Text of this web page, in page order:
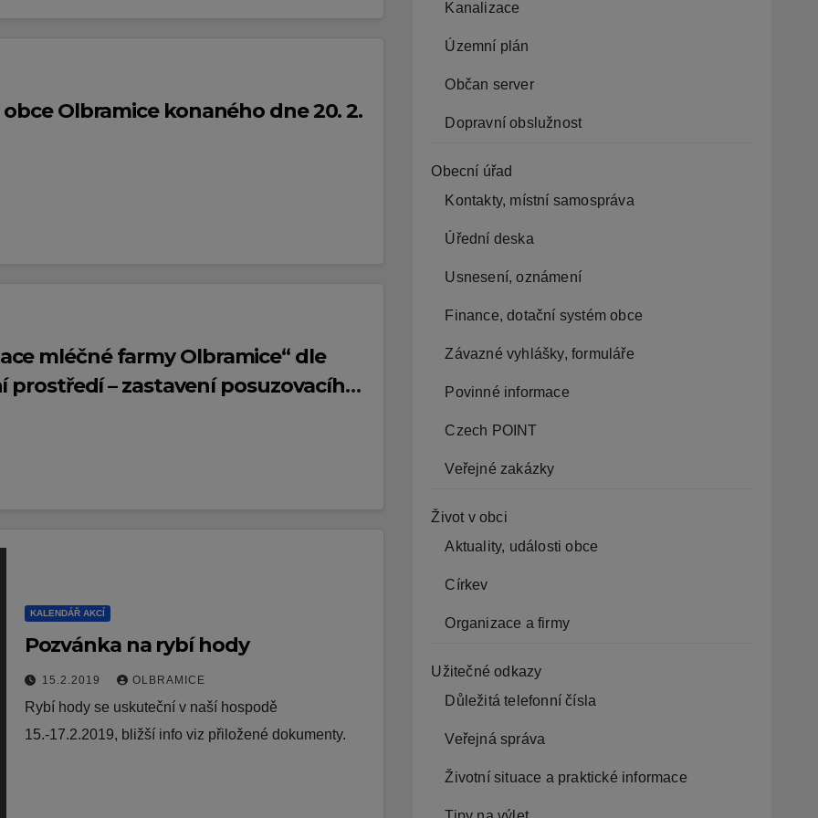
Olbramice konaného dne 20. 2.
mléčné farmy Olbramice“ dle
prostředí – zastavení posuzovacího
KALENDÁŘ AKCÍ
Pozvánka na rybí hody
15.2.2019 OLBRAMICE
Rybí hody se uskuteční v naší hospodě
15.-17.2.2019, bližší info viz přiložené dokumenty.
Kanalizace
Územní plán
Občan server
Dopravní obslužnost
Obecní úřad
Kontakty, místní samospráva
Úřední deska
Usnesení, oznámení
Finance, dotační systém obce
Závazné vyhlášky, formuláře
Povinné informace
Czech POINT
Veřejné zakázky
Život v obci
Aktuality, události obce
Církev
Organizace a firmy
Užitečné odkazy
Důležitá telefonní čísla
Veřejná správa
Životní situace a praktické informace